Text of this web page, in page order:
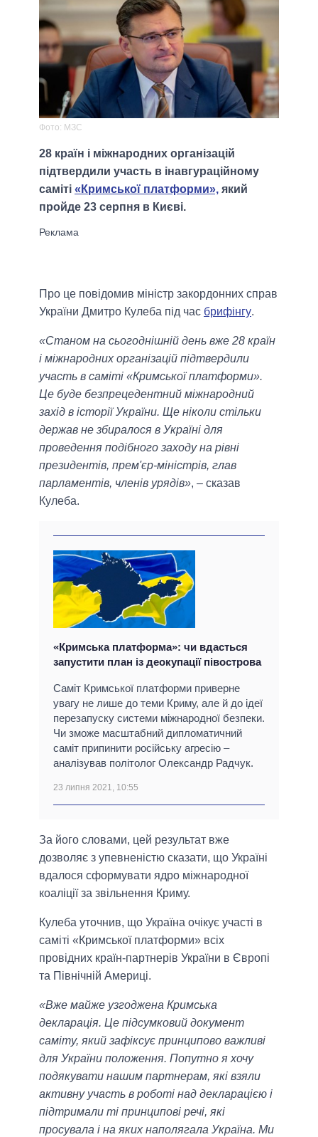
Фото: МЗС
28 країн і міжнародних організацій
підтвердили участь в інавгураційному
саміті «Кримської платформи», який
пройде 23 серпня в Києві.
Про це повідомив міністр закордонних справ
України Дмитро Кулеба під час брифінгу.
«Станом на сьогоднішній день вже 28 країн
і міжнародних організацій підтвердили
участь в саміті «Кримської платформи».
Це буде безпрецедентний міжнародний
захід в історії України. Ще ніколи стільки
держав не збиралося в Україні для
проведення подібного заходу на рівні
президентів, прем'єр-міністрів, глав
парламентів, членів урядів», – сказав
Кулеба.
«Кримська платформа»: чи вдасться
запустити план із деокупації півострова
Саміт Кримської платформи приверне
увагу не лише до теми Криму, але й до ідеї
перезапуску системи міжнародної безпеки.
Чи зможе масштабний дипломатичний
саміт припинити російську агресію –
аналізував політолог Олександр Радчук.
23 липня 2021, 10:55
За його словами, цей результат вже
дозволяє з упевненістю сказати, що Україні
вдалося сформувати ядро ​​міжнародної
коаліції за звільнення Криму.
Кулеба уточнив, що Україна очікує участі в
саміті «Кримської платформи» всіх
провідних країн-партнерів України в Європі
та Північній Америці.
«Вже майже узгоджена Кримська
декларація. Це підсумковий документ
саміту, який зафіксує принципово важливі
для України положення. Попутно я хочу
подякувати нашим партнерам, які взяли
активну участь в роботі над декларацією і
підтримали ті принципові речі, які
просувала і на яких наполягала Україна. Ми